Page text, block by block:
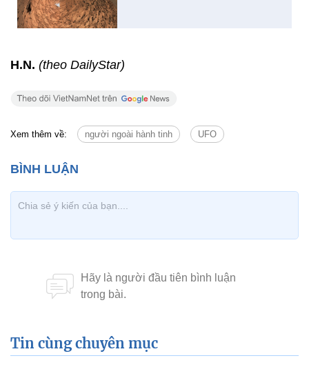
H.N. (theo DailyStar)
Xem thêm về: người ngoài hành tinh UFO
Tin cùng chuyên mục